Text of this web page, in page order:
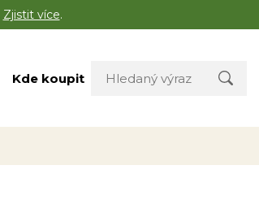
Zjistit více.
Kde koupit